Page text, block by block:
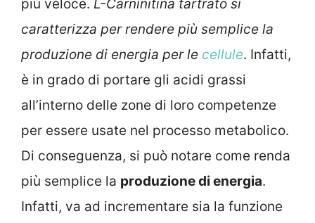
più veloce. L-Carninitina tartrato si
caratterizza per rendere più semplice la
produzione di energia per le cellule. Infatti,
è in grado di portare gli acidi grassi
all’interno delle zone di loro competenze
per essere usate nel processo metabolico.
Di conseguenza, si può notare come renda
più semplice la produzione di energia.
Infatti, va ad incrementare sia la funzione